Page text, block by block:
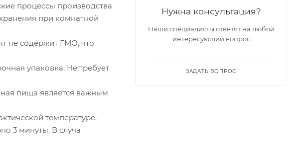
процессы производства
при комнатной
не содержит ГМО, что
упаковка. Не требует
пища является важным
температуре.
3 минуты. В случа
Нужна консультация?
Наши специалисты ответят на любой
интересующий вопрос
ЗАДАТЬ ВОПРОС